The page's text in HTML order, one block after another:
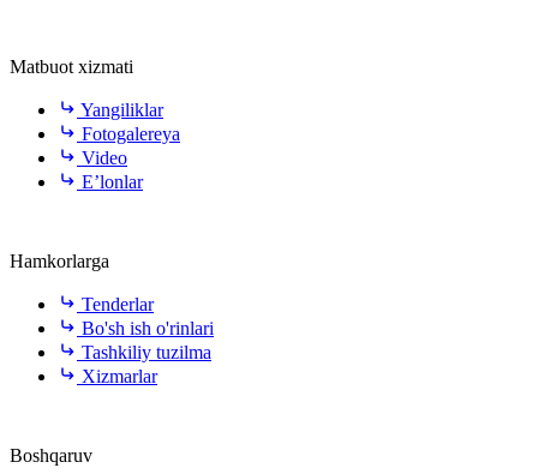
Matbuot xizmati
Yangiliklar
Fotogalereya
Video
E’lonlar
Hamkorlarga
Tenderlar
Bo'sh ish o'rinlari
Tashkiliy tuzilma
Xizmarlar
Boshqaruv